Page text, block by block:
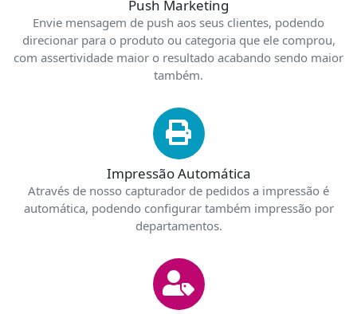
Push Marketing
Envie mensagem de push aos seus clientes, podendo
direcionar para o produto ou categoria que ele comprou,
com assertividade maior o resultado acabando sendo maior
também.
Impressão Automática
Através de nosso capturador de pedidos a impressão é
automática, podendo configurar também impressão por
departamentos.